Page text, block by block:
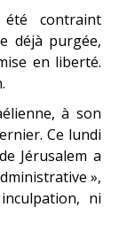
contraint
déjà purgée,
en liberté.
à son
Ce lundi
Jérusalem a
»,
ni